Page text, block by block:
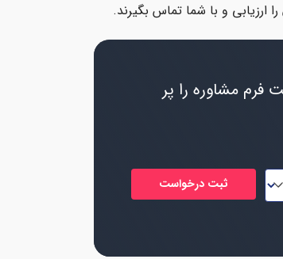
ارزیابی و با شما تماس بگیرند.
فرم مشاوره را پر